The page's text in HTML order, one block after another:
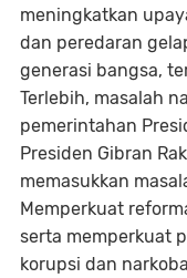
meningkatkan
dan peredaran
generasi bangsa,
Terlebih, masalah
pemerintahan
Presiden Gibran
memasukkan
Memperkuat
serta memperkuat
korupsi dan